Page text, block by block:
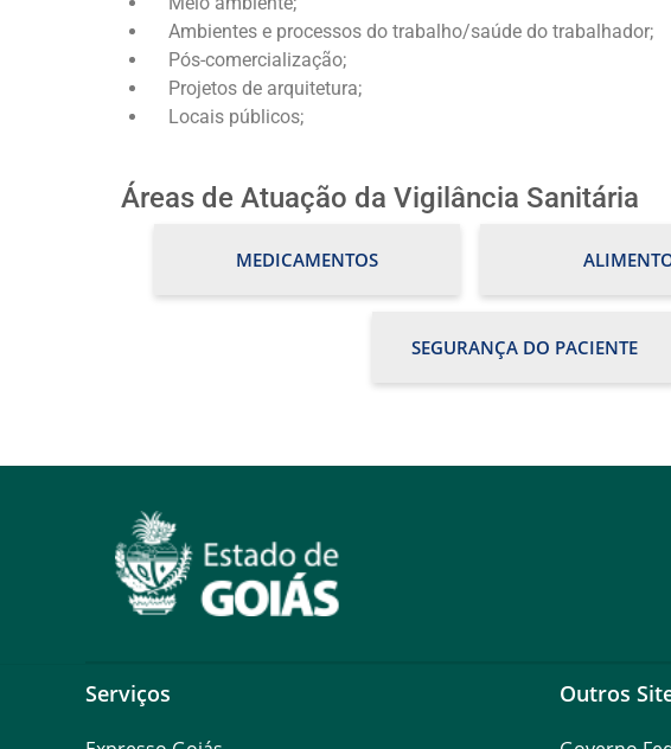
Ambientes e processos do trabalho/saúde do trabalhador;
Pós-comercialização;
Projetos de arquitetura;
Locais públicos;
Áreas de Atuação da Vigilância Sanitária
MEDICAMENTOS
SEGURANÇA DO PACIENTE
Serviços Outros